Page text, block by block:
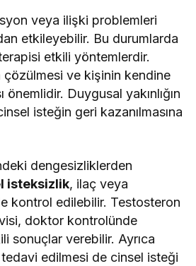
veya ilişki problemleri
etkileyebilir. Bu durumlarda
etkili yöntemlerdir.
çözülmesi ve kişinin kendine
önemlidir. Duygusal yakınlığın
isteğin geri kazanılmasına
dengesizliklerden
isteksizlik, ilaç veya
kontrol edilebilir. Testosteron
doktor kontrolünde
sonuçlar verebilir. Ayrıca
tedavi edilmesi de cinsel isteği